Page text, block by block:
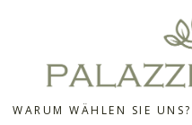
WARUM WÄHLEN SIE UNS?